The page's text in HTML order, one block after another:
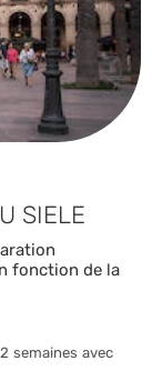
SIELE
fonction de la
semaines avec